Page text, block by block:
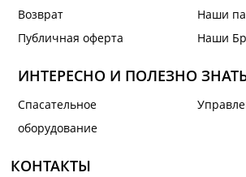
Возврат
Публичная оферта
Наши
Наши
ИНТЕРЕСНО И ПОЛЕЗНО
Спасательное
оборудование
КОНТАКТЫ